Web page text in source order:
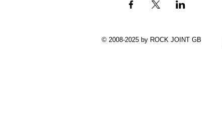
© 2008-2025 by ROCK JOINT GB